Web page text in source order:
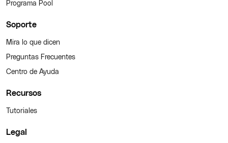
Programa Pool
Soporte
Mira lo que dicen
Preguntas Frecuentes
Centro de Ayuda
Recursos
Tutoriales
Legal